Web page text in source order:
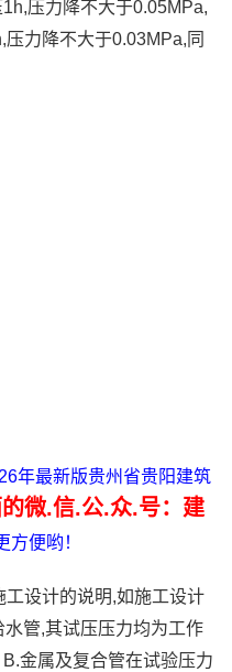
压力降不大于0.05MPa,
力降不大于0.03MPa,同
年最新版贵州省贵阳建筑
微.信.公.众.号：建
方便哟！
设计的说明,如施工设计
管,其试压压力均为工作
金属及复合管在试验压力